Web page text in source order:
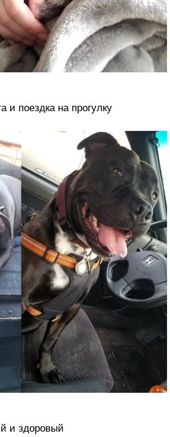
и поездка на прогулку
и здоровый